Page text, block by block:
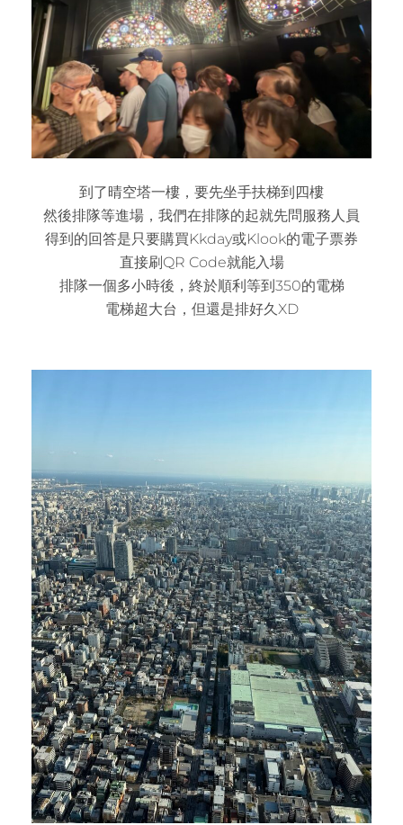
到了晴空塔一樓，要先坐手扶梯到四樓
然後排隊等進場，我們在排隊的起就先問服務人員
得到的回答是只要購買Kkday或Klook的電子票券
直接刷QR Code就能入場
排隊一個多小時後，終於順利等到350的電梯
電梯超大台，但還是排好久XD